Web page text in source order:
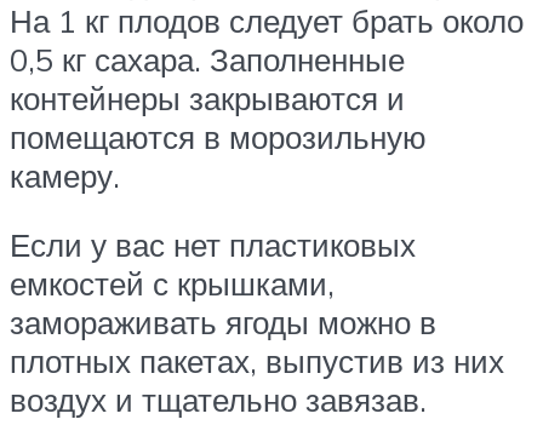
На 1 кг плодов следует брать около
0,5 кг сахара. Заполненные
контейнеры закрываются и
помещаются в морозильную
камеру.
Если у вас нет пластиковых
емкостей с крышками,
замораживать ягоды можно в
плотных пакетах, выпустив из них
воздух и тщательно завязав.